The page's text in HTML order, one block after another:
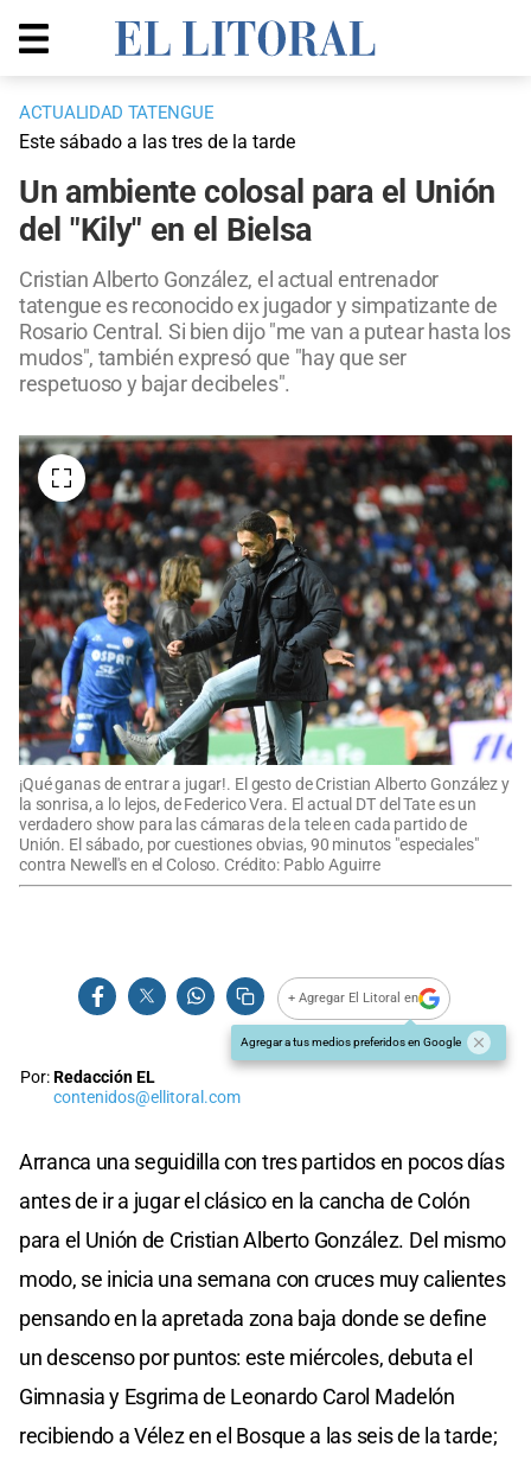
ACTUALIDAD TATENGUE
Este sábado a las tres de la tarde
Un ambiente colosal para el Unión
del "Kily" en el Bielsa
Cristian Alberto González, el actual entrenador
tatengue es reconocido ex jugador y simpatizante de
Rosario Central. Si bien dijo "me van a putear hasta los
mudos", también expresó que "hay que ser
respetuoso y bajar decibeles".
¡Qué ganas de entrar a jugar!. El gesto de Cristian Alberto González y
la sonrisa, a lo lejos, de Federico Vera. El actual DT del Tate es un
verdadero show para las cámaras de la tele en cada partido de
Unión. El sábado, por cuestiones obvias, 90 minutos "especiales"
contra Newell's en el Coloso. Crédito: Pablo Aguirre
+ Agregar El Litoral en
Agregar a tus medios preferidos en Google
Por:Redacción EL
contenidos@ellitoral.com
Arranca una seguidilla con tres partidos en pocos días
antes de ir a jugar el clásico en la cancha de Colón
para el Unión de Cristian Alberto González. Del mismo
modo, se inicia una semana con cruces muy calientes
pensando en la apretada zona baja donde se define
un descenso por puntos: este miércoles, debuta el
Gimnasia y Esgrima de Leonardo Carol Madelón
recibiendo a Vélez en el Bosque a las seis de la tarde;